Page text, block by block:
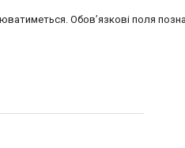
Обов’язкові поля